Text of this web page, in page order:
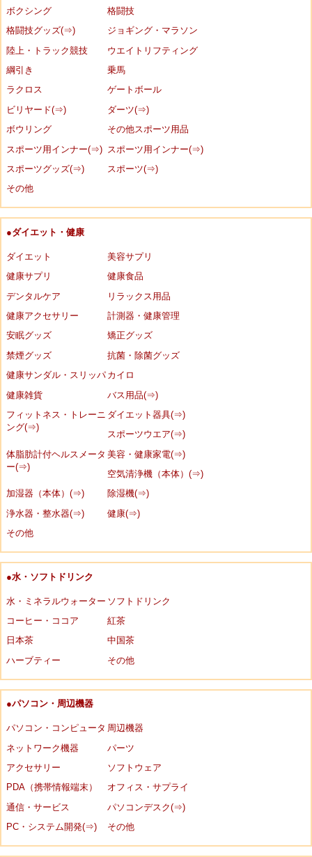
ボクシング
格闘技
格闘技グッズ(⇒)
ジョギング・マラソン
陸上・トラック競技
ウエイトリフティング
綱引き
乗馬
ラクロス
ゲートボール
ビリヤード(⇒)
ダーツ(⇒)
ボウリング
その他スポーツ用品
スポーツ用インナー(⇒)
スポーツ用インナー(⇒)
スポーツグッズ(⇒)
スポーツ(⇒)
その他
●ダイエット・健康
ダイエット
美容サプリ
健康サプリ
健康食品
デンタルケア
リラックス用品
健康アクセサリー
計測器・健康管理
安眠グッズ
矯正グッズ
禁煙グッズ
抗菌・除菌グッズ
健康サンダル・スリッパ カイロ
健康雑貨
バス用品(⇒)
フィットネス・トレーニ
ング(⇒)
ダイエット器具(⇒)
スポーツウエア(⇒)
体脂肪計付ヘルスメータ
ー(⇒)
美容・健康家電(⇒)
空気清浄機（本体）(⇒)
加湿器（本体）(⇒)
除湿機(⇒)
浄水器・整水器(⇒)
健康(⇒)
その他
●水・ソフトドリンク
水・ミネラルウォーター ソフトドリンク
コーヒー・ココア
紅茶
日本茶
中国茶
ハーブティー
その他
●パソコン・周辺機器
パソコン・コンピュータ 周辺機器
ネットワーク機器
パーツ
アクセサリー
ソフトウェア
PDA（携帯情報端末）
オフィス・サプライ
通信・サービス
パソコンデスク(⇒)
PC・システム開発(⇒)
その他